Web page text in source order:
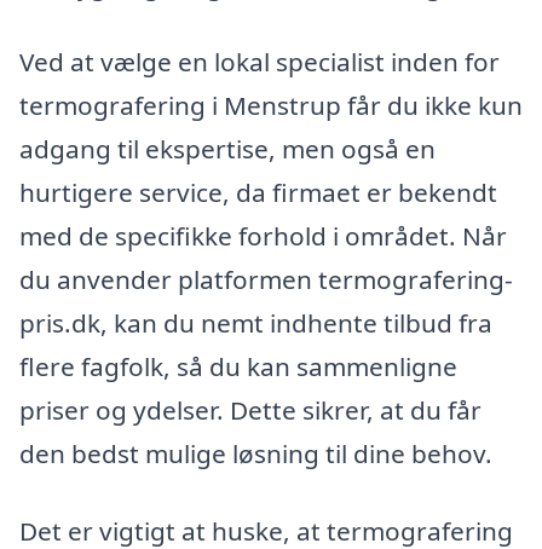
Ved at vælge en lokal specialist inden for
termografering i Menstrup får du ikke kun
adgang til ekspertise, men også en
hurtigere service, da firmaet er bekendt
med de specifikke forhold i området. Når
du anvender platformen termografering-
pris.dk, kan du nemt indhente tilbud fra
flere fagfolk, så du kan sammenligne
priser og ydelser. Dette sikrer, at du får
den bedst mulige løsning til dine behov.
Det er vigtigt at huske, at termografering